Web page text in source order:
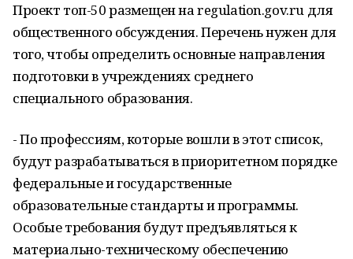
Проект топ-50 размещен на regulation.gov.ru для
общественного обсуждения. Перечень нужен для
того, чтобы определить основные направления
подготовки в учреждениях среднего
специального образования.
- По профессиям, которые вошли в этот список,
будут разрабатываться в приоритетном порядке
федеральные и государственные
образовательные стандарты и программы.
Особые требования будут предъявляться к
материально-техническому обеспечению